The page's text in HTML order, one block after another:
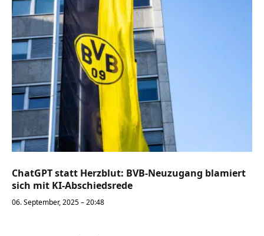
ChatGPT statt Herzblut: BVB-Neuzugang blamiert
sich mit KI-Abschiedsrede
06. September, 2025 – 20:48